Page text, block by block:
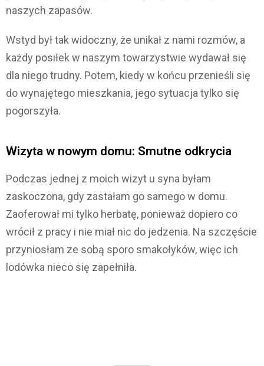
naszych zapasów.
Wstyd był tak widoczny, że unikał z nami rozmów, a
każdy posiłek w naszym towarzystwie wydawał się
dla niego trudny. Potem, kiedy w końcu przenieśli się
do wynajętego mieszkania, jego sytuacja tylko się
pogorszyła.
Wizyta w nowym domu: Smutne odkrycia
Podczas jednej z moich wizyt u syna byłam
zaskoczona, gdy zastałam go samego w domu.
Zaoferował mi tylko herbatę, ponieważ dopiero co
wrócił z pracy i nie miał nic do jedzenia. Na szczęście
przyniosłam ze sobą sporo smakołyków, więc ich
lodówka nieco się zapełniła.